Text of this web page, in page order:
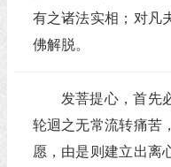
有之诸法实相；对凡
佛解脱。
发菩提心，首先
轮迴之无常流转痛苦
愿，由是则建立出离